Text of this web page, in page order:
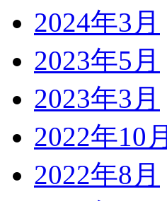
2024年3月
2023年5月
2023年3月
2022年10月
2022年8月